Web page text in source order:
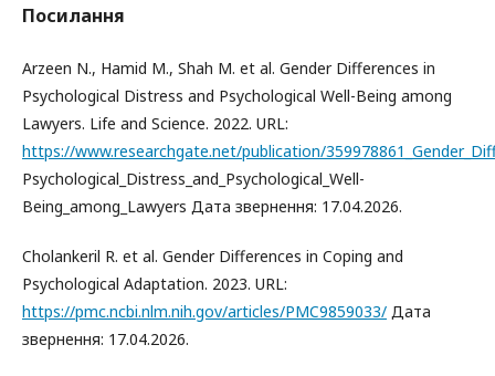
Посилання
Arzeen N., Hamid M., Shah M. et al. Gender Differences in
Psychological Distress and Psychological Well-Being among
Lawyers. Life and Science. 2022. URL:
https://www.researchgate.net/publication/
Psychological_Distress_and_Psychological_Well-
Being_among_Lawyers Дата звернення: 17.04.2026.
Cholankeril R. et al. Gender Differences in Coping and
Psychological Adaptation. 2023. URL:
https://pmc.ncbi.nlm.nih.gov/articles/PMC9859033/ Дата
звернення: 17.04.2026.